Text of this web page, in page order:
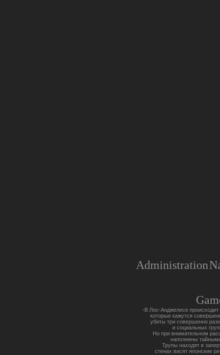
Administration
-В Лос-Анджелесе происходит
которые кажутся
убиты три совершенно
и социальных
Но при внимательном
наполнены
Трупы находят в
стенах висят японские